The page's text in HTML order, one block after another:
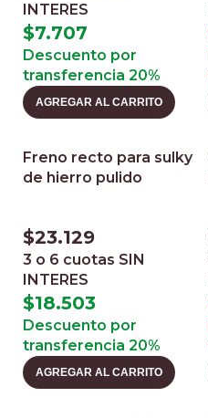
INTERES
$7.707
Descuento por
transferencia 20%
AGREGAR AL CARRITO
Freno recto para sulky
de hierro pulido
$23.129
3 o 6 cuotas SIN
INTERES
$18.503
Descuento por
transferencia 20%
AGREGAR AL CARRITO